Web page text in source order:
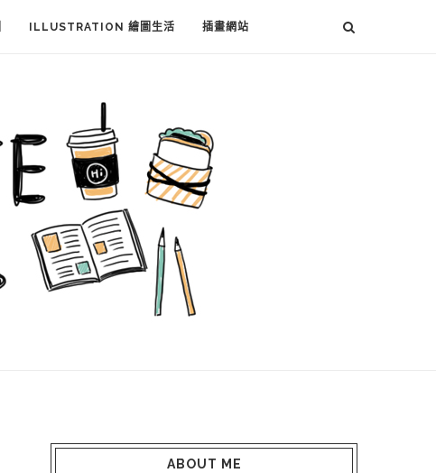
ILLUSTRATION 繪圖生活 插畫網站
ABOUT ME